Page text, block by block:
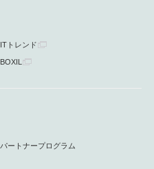
ITトレンド
BOXIL
パートナープログラム